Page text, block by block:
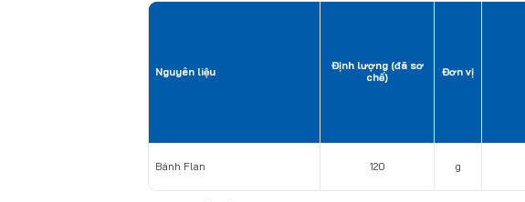
Nguyên liệu
Định lượng (đã sơ
chế)
Đơn vị
Bánh Flan 120 g